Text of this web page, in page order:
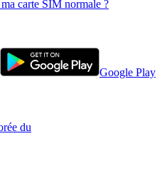
carte SIM normale ?
Google Play
du